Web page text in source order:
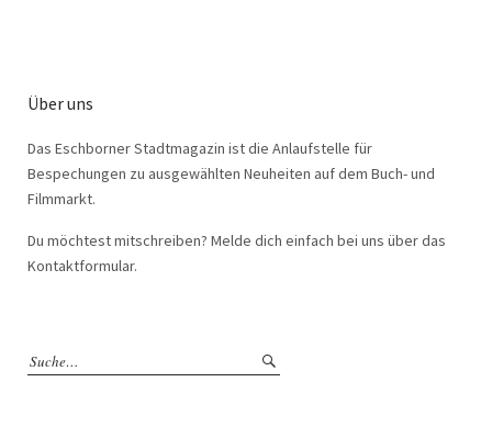
Über uns
Das Eschborner Stadtmagazin ist die Anlaufstelle für
Bespechungen zu ausgewählten Neuheiten auf dem Buch- und
Filmmarkt.
Du möchtest mitschreiben? Melde dich einfach bei uns über das
Kontaktformular.